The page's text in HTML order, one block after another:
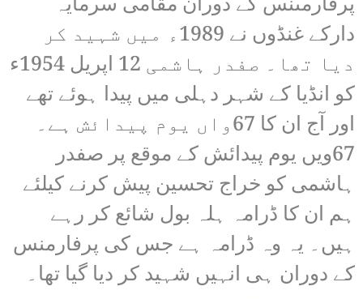
دارکے غنڈوں نے 1989ء میں شہید کر
دیا تھا۔ صفدر ہاشمی 12 اپریل 1954ء
کو انڈیا کے شہر دہلی میں پیدا ہوئے تھے
اور آج ان کا 67واں یوم پیدائش ہے۔
67ویں یوم پیدائش کے موقع پر صفدر
ہاشمی کو خراج تحسین پیش کرنے کیلئے
ہم ان کا ڈرامہ ہلہ بول شائع کر رہے
ہیں۔ یہ وہ ڈرامہ ہے جس کی پرفارمنس
کے دوران ہی انہیں شہید کر دیا گیا تھا۔